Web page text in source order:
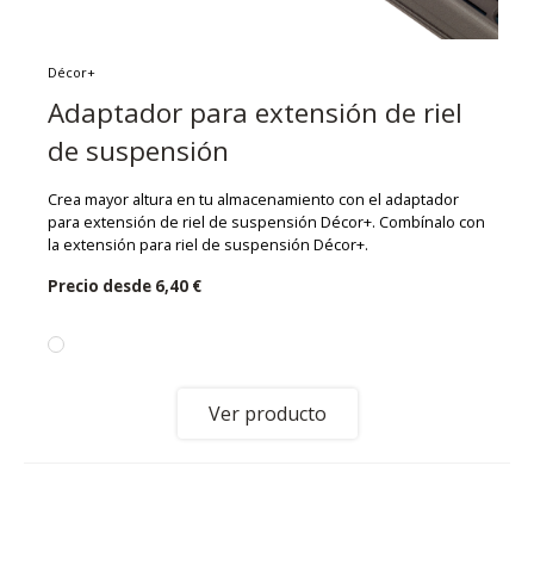
Décor+
Adaptador para extensión de riel
de suspensión
Crea mayor altura en tu almacenamiento con el adaptador
para extensión de riel de suspensión Décor+. Combínalo con
la extensión para riel de suspensión Décor+.
Precio desde 6,40 €
Ver producto